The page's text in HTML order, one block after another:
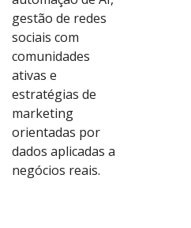
gestão de redes
sociais com
comunidades
ativas e
estratégias de
marketing
orientadas por
dados aplicadas a
negócios reais.